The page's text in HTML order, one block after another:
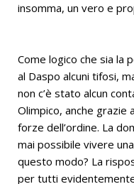
insomma, un vero e
Come logico che sia la
al Daspo alcuni tifosi,
non c’è stato alcun
Olimpico, anche grazie
forze dell’ordine. La
mai possibile vivere
questo modo? La
per tutti